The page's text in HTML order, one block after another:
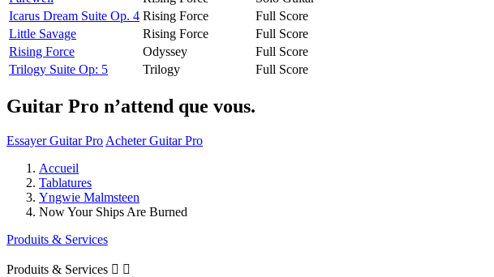
Icarus Dream Suite Op. 4 Rising Force
Full Score
Little Savage
Rising Force
Full Score
Rising Force
Odyssey
Full Score
Trilogy Suite Op: 5
Trilogy Full Score
Guitar Pro n’attend que vous.
Essayer Guitar Pro Acheter Guitar Pro
Accueil
Tablatures
Yngwie Malmsteen
Now Your Ships Are Burned
Produits & Services
Produits & Services  